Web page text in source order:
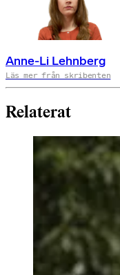
Anne-Li Lehnberg
Läs mer från skribenten
Relaterat